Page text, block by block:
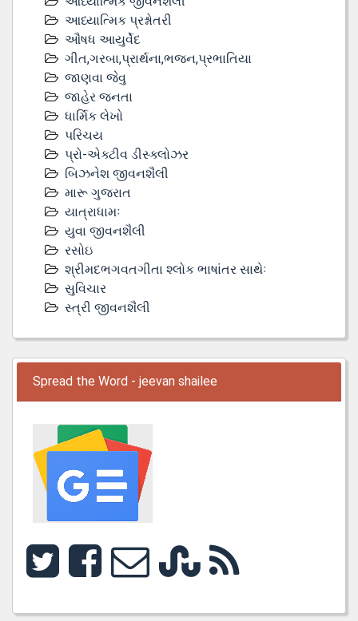
આધ્યાત્મિક પ્રશ્નોતરી
ઔષધ આયુર્વેદ
ગીત,ગરબા,પ્રાર્થના,ભજન,પ્રભાતિયા
જાણવા જેવુ
જાહેર જનતા
ધાર્મિક લેખો
પરિચય
પ્રો-એક્ટીવ ડીસ્‍ક્લોઝર
બિઝનેશ જીવનશૈલી
મારૂ ગુજરાત
યાત્રાધામઃ
યુવા જીવનશૈલી
રસોઇ
શ્રીમદભગવતગીતા શ્લોક ભાષાંતર સાથેઃ
સુવિચાર
સ્ત્રી જીવનશૈલી
Spread the Word - jeevan shailee